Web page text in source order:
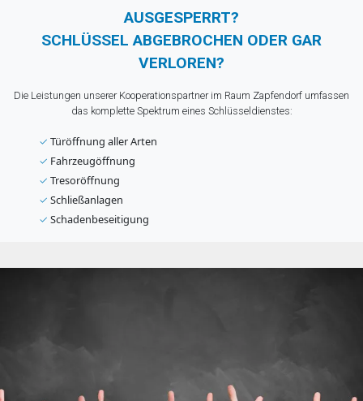
AUSGESPERRT?
SCHLÜSSEL ABGEBROCHEN ODER GAR
VERLOREN?
Die Leistungen unserer Kooperationspartner im Raum Zapfendorf umfassen
das komplette Spektrum eines Schlüsseldienstes:
✓ Türöffnung aller Arten
✓ Fahrzeugöffnung
✓ Tresoröffnung
✓ Schließanlagen
✓ Schadenbeseitigung